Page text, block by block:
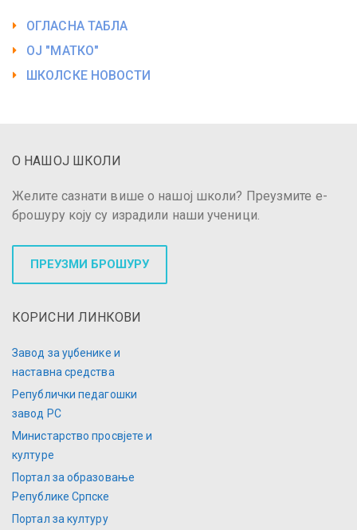
ОГЛАСНА ТАБЛА
ОЈ "МАТКО"
ШКОЛСКЕ НОВОСТИ
О НАШОЈ ШКОЛИ
Желите сазнати више о нашој школи? Преузмите е-
брошуру коју су израдили наши ученици.
ПРЕУЗМИ БРОШУРУ
КОРИСНИ ЛИНКОВИ
Завод за уџбенике и
наставна средства
Републички педагошки
завод РС
Министарство просвјете и
културе
Портал за образовање
Републике Српске
Портал за културу